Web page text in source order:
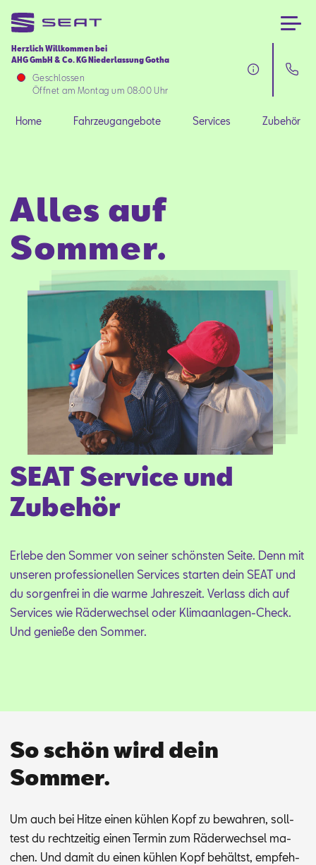
Herzlich Willkommen bei
AHG GmbH & Co. KG Niederlassung Gotha
Geschlossen
Öffnet am Montag um 08:00 Uhr
Home
Fahrzeugangebote
Zubehör
SEAT FOR BUSINESS
Über uns
Home Fahrzeugangebote Services Zubehör
Alles auf
Sommer.
SEAT Service und
Zubehör
Er­le­be den Som­mer von sei­ner schöns­ten Sei­te. Denn mit
un­se­ren pro­fes­sio­nel­len Ser­vices star­ten dein SEAT und
du sor­gen­frei in die war­me Jah­res­zeit. Ver­lass dich auf
Ser­vices wie Rä­der­wech­sel oder Kli­ma­an­la­gen-Check.
Und ge­nie­ße den Som­mer.
So schön wird dein
Sommer.
Um auch bei Hit­ze ei­nen küh­len Kopf zu be­wah­ren, soll­
test du recht­zei­tig ei­nen Ter­min zum Rä­der­wech­sel ma­
chen. Und da­mit du ei­nen küh­len Kopf be­hältst, emp­feh­